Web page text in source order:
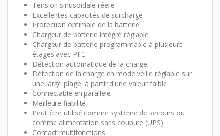
Tension sinusoïdale réelle
Excellentes capacités de surcharge
Protection optimale de la batterie
Chargeur de batterie intégré réglable
Chargeur de batterie programmable à plusieurs
étages avec PFC
Détection automatique de la charge
Détection de la charge en mode veille réglable sur
une large plage, à partir d'une valeur faible
Connectable en parallèle
Meilleure fiabilité
Peut être utilisé comme système de secours ou
comme alimentation sans coupure (UPS)
Contact multifonctions